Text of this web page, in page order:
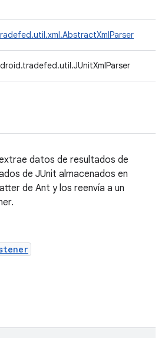
datos de resultados de
de JUnit almacenados en
de Ant y los reenvía a un